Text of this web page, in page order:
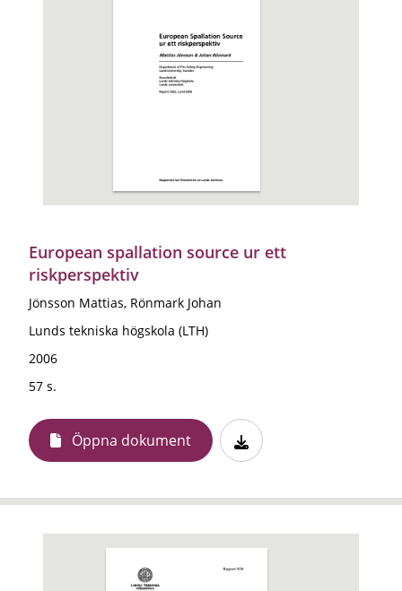
European spallation source ur ett
riskperspektiv
Jönsson Mattias, Rönmark Johan
Lunds tekniska högskola (LTH)
2006
57 s.
Öppna dokument